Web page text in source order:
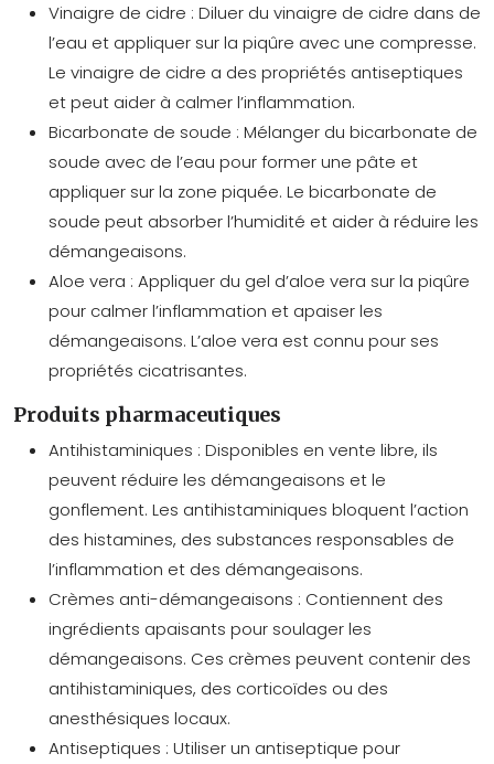
Vinaigre de cidre : Diluer du vinaigre de cidre dans de
l’eau et appliquer sur la piqûre avec une compresse.
Le vinaigre de cidre a des propriétés antiseptiques
et peut aider à calmer l’inflammation.
Bicarbonate de soude : Mélanger du bicarbonate de
soude avec de l’eau pour former une pâte et
appliquer sur la zone piquée. Le bicarbonate de
soude peut absorber l’humidité et aider à réduire les
démangeaisons.
Aloe vera : Appliquer du gel d’aloe vera sur la piqûre
pour calmer l’inflammation et apaiser les
démangeaisons. L’aloe vera est connu pour ses
propriétés cicatrisantes.
Produits pharmaceutiques
Antihistaminiques : Disponibles en vente libre, ils
peuvent réduire les démangeaisons et le
gonflement. Les antihistaminiques bloquent l’action
des histamines, des substances responsables de
l’inflammation et des démangeaisons.
Crèmes anti-démangeaisons : Contiennent des
ingrédients apaisants pour soulager les
démangeaisons. Ces crèmes peuvent contenir des
antihistaminiques, des corticoïdes ou des
anesthésiques locaux.
Antiseptiques : Utiliser un antiseptique pour